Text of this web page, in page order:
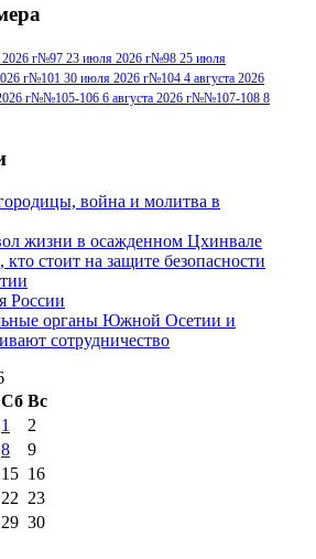
№96 9 августа 2012
2015 г(9) №96+97 3
№96+97 30 июля
№97 30 июля 2015 г
2015 г
№98 5 июля 2014 г(10)
г
г(14) №98+99 11 июля
№99 4 августа
8 июля 2014 г
(11)
(12)
г№97 23 июля 2026 г№98 25 июля
г№101 30 июля 2026 г№104 4 августа 2026
г№№105-106 6 августа 2026 г№№107-108 8
война и молитва в
жизни в осажденном Цхинвале
кто стоит на защите безопасности
России
органы Южной Осетии и
сотрудничество
Сб Вс
1
2
8
9
15 16
22 23
29 30